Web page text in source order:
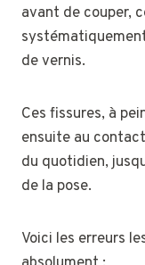
avant de couper,
de vernis.
Ces fissures, à
ensuite au
du quotidien,
de la pose.
Voici les erreurs